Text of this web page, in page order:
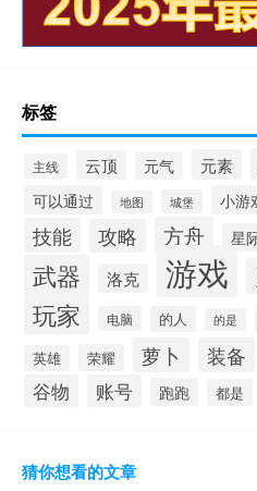
标签
主线 云顶 元气 元素
可以通过 地图 城堡 小游
技能 攻略 方舟 星
武器 洛克 游戏
玩家 电脑 的人 的是
英雄 荣耀 萝卜 装备
谷物 账号 跑跑 都是
猜你想看的文章